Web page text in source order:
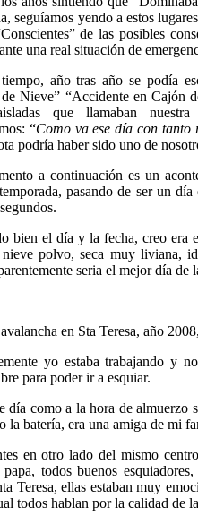
seguíamos yendo a estos
de las posibles
una real situación de
año tras año se podía
Nieve” “Accidente en Cajón
que llamaban
“Como va ese día con
podría haber sido uno de
a continuación es un
pasando de ser un
bien el día y la fecha, creo era
polvo, seca muy liviana,
seria el mejor día de
en Sta Teresa, año
yo estaba trabajando y
para poder ir a esquiar.
día como a la hora de almuerzo
la batería, era una amiga de mi
en otro lado del mismo
todos buenos
Teresa, ellas estaban muy
todos hablan por la calidad de